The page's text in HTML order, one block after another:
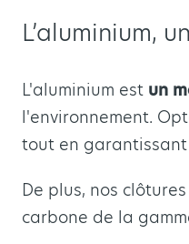
L’aluminium,
L'aluminium est un
l'environnement.
tout en
De plus, nos
carbone de la